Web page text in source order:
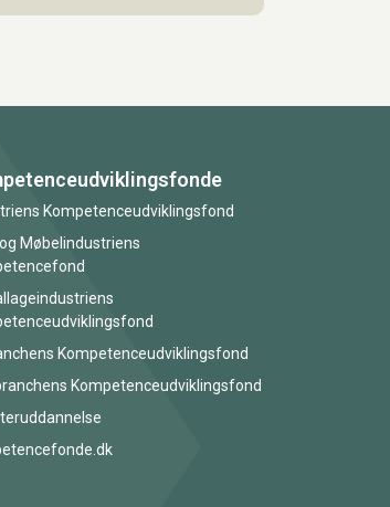
Kompetenceudviklingsfond
Møbelindustriens
Kompetenceudviklingsfond
Kompetenceudviklingsfond